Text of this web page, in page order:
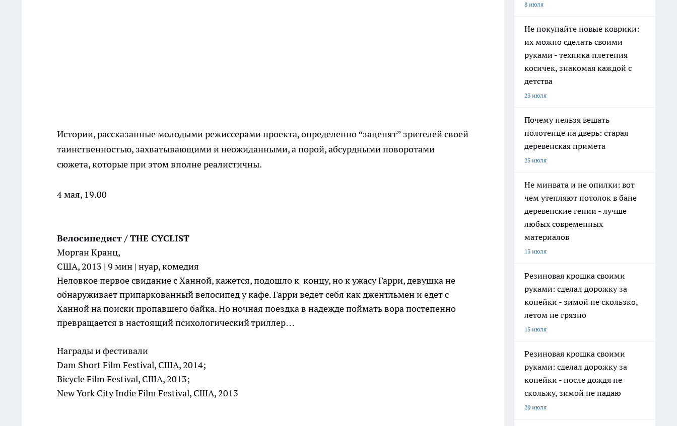
Истории, рассказанные молодыми режиссерами проекта, определенно “зацепят” зрителей своей
таинственностью, захватывающими и неожиданными, а порой, абсурдными поворотами
сюжета, которые при этом вполне реалистичны.
4 мая, 19.00
Велосипедист / THE CYCLIST
Морган Кранц,
США, 2013 | 9 мин | нуар, комедия
Неловкое первое свидание с Ханной, кажется, подошло к концу, но к ужасу Гарри, девушка не
обнаруживает припаркованный велосипед у кафе. Гарри ведет себя как джентльмен и едет с
Ханной на поиски пропавшего байка. Но ночная поездка в надежде поймать вора постепенно
превращается в настоящий психологический триллер…
Награды и фестивали
Dam Short Film Festival, США, 2014;
Bicycle Film Festival, США, 2013;
New York City Indie Film Festival, США, 2013
8 июля
Не покупайте новые коврики:
их можно сделать своими
руками - техника плетения
косичек, знакомая каждой с
детства
23 июля
Почему нельзя вешать
полотенце на дверь: старая
деревенская примета
25 июля
Не минвата и не опилки: вот
чем утепляют потолок в бане
деревенские гении - лучше
любых современных
материалов
13 июля
Резиновая крошка своими
руками: сделал дорожку за
копейки - зимой не скользко,
летом не грязно
15 июля
Резиновая крошка своими
руками: сделал дорожку за
копейки - после дождя не
скольжу, зимой не падаю
29 июля